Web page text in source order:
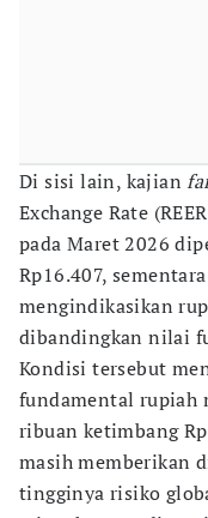
Di sisi lain, kajian
Exchange Rate
pada Maret 2026
Rp16.407,
mengindikasikan
dibandingkan nilai
Kondisi tersebut
fundamental rupiah
ribuan ketimbang
masih memberikan
tingginya risiko